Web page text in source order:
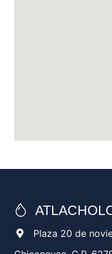
Plaza 20 de